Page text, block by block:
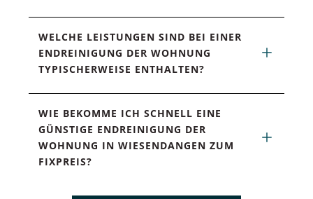
WELCHE LEISTUNGEN SIND BEI EINER
ENDREINIGUNG DER WOHNUNG
TYPISCHERWEISE ENTHALTEN?
WIE BEKOMME ICH SCHNELL EINE
GÜNSTIGE ENDREINIGUNG DER
WOHNUNG IN WIESENDANGEN ZUM
FIXPREIS?